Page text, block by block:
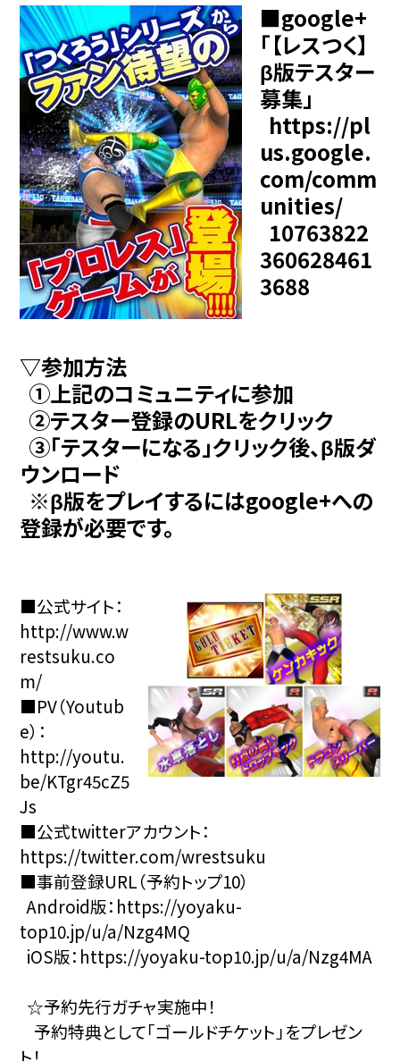
■google+
「【レスつく】
β版テスター
募集」
https://pl
us.google.
com/comm
unities/
10763822
360628461
3688
▽参加方法
①上記のコミュニティに参加
②テスター登録のURLをクリック
③「テスターになる」クリック後、β版ダ
ウンロード
※β版をプレイするにはgoogle+への
登録が必要です。
■公式サイト：
http://www.w
restsuku.co
m/
■PV（Youtub
e）：
http://youtu.
be/KTgr45cZ5
Js
■公式twitterアカウント：
https://twitter.com/wrestsuku
■事前登録URL（予約トップ10）
Android版： https://yoyaku-
top10.jp/u/a/Nzg4MQ
iOS版： https://yoyaku-top10.jp/u/a/Nzg4MA
☆予約先行ガチャ実施中！
予約特典として「ゴールドチケット」をプレゼン
ト！